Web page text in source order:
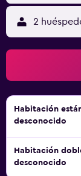
2
Habitación
desconocido
Habitación
desconocido